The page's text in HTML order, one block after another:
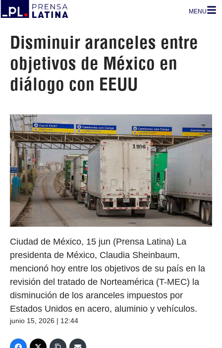
MENU
Disminuir aranceles entre
objetivos de México en
diálogo con EEUU
Ciudad de México, 15 jun (Prensa Latina) La
presidenta de México, Claudia Sheinbaum,
mencionó hoy entre los objetivos de su país en la
revisión del tratado de Norteamérica (T-MEC) la
disminución de los aranceles impuestos por
Estados Unidos en acero, aluminio y vehículos.
junio 15, 2026 | 12:44